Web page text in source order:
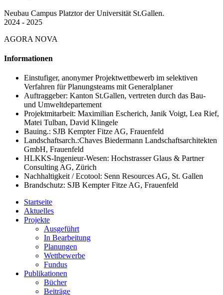
Neubau Campus Platztor der Universität St.Gallen.
2024 - 2025
AGORA NOVA
Informationen
Einstufiger, anonymer Projektwettbewerb im selektiven
Verfahren für Planungsteams mit Generalplaner
Auftraggeber: Kanton St.Gallen, vertreten durch das Bau-
und Umweltdepartement
Projektmitarbeit: Maximilian Escherich, Janik Voigt, Lea Rief,
Matei Tulban, David Klingele
Bauing.: SJB Kempter Fitze AG, Frauenfeld
Landschaftsarch.:Chaves Biedermann Landschaftsarchitekten
GmbH, Frauenfeld
HLKKS-Ingenieur-Wesen: Hochstrasser Glaus & Partner
Consulting AG, Zürich
Nachhaltigkeit / Ecotool: Senn Resources AG, St. Gallen
Brandschutz: SJB Kempter Fitze AG, Frauenfeld
Startseite
Aktuelles
Projekte
Ausgeführt
In Bearbeitung
Planungen
Wettbewerbe
Fundus
Publikationen
Bücher
Beiträge